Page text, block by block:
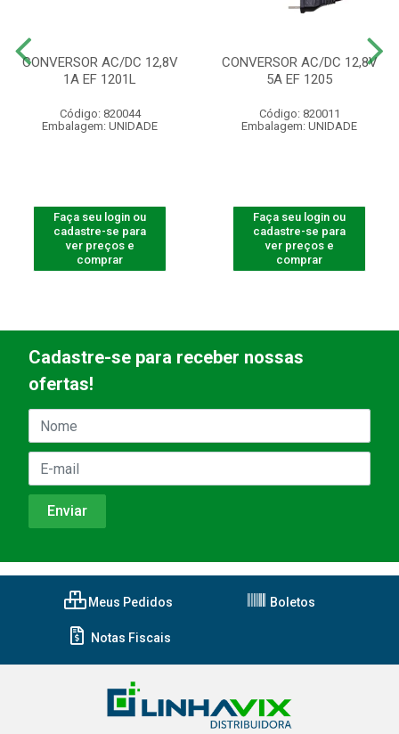
CONVERSOR AC/DC 12,8V
1A EF 1201L
Código: 820044
Embalagem: UNIDADE
Faça seu login ou
cadastre-se para
ver preços e
comprar
CONVERSOR AC/DC 12,8V
5A EF 1205
Código: 820011
Embalagem: UNIDADE
Faça seu login ou
cadastre-se para
ver preços e
comprar
Cadastre-se para receber nossas
ofertas!
Meus Pedidos Boletos
Notas Fiscais